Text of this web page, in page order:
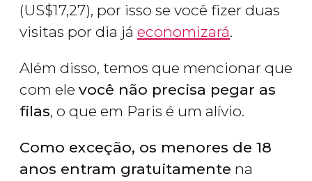
(US$17,27), por isso se você fizer duas
visitas por dia já economizará.
Além disso, temos que mencionar que
com ele você não precisa pegar as
filas, o que em Paris é um alívio.
Como exceção, os menores de 18
anos entram gratuitamente na